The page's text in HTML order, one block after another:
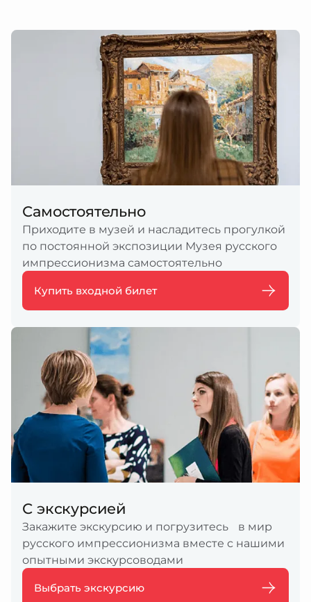
Самостоятельно
Приходите в музей и насладитесь прогулкой
по постоянной экспозиции Музея русского
импрессионизма самостоятельно
Купить входной билет
С экскурсией
Закажите экскурсию и погрузитесь в мир
русского импрессионизма вместе с нашими
опытными экскурсоводами
Выбрать экскурсию